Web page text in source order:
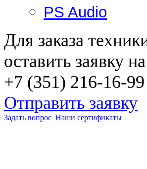
PS Audio
Для заказа
оставить заявку
+7 (351) 216-16-99
Отправить заявку
Задать вопрос Наши сертификаты